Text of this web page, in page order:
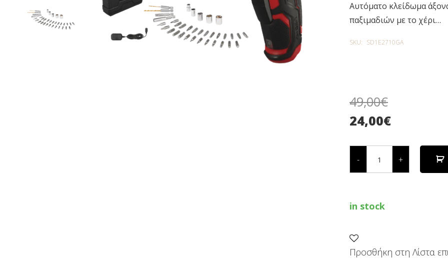
Αυτόματο κλείδωμα
παξιμαδιών με το χέρι…
SKU: SD1E2710GA
49,00€
24,00€
-
ΚΑΤΣΑΒΙΔΙ
ΜΠΑΤΑΡΙΑΣ
GA
+
in stock
Προσθήκη στη Λίστα